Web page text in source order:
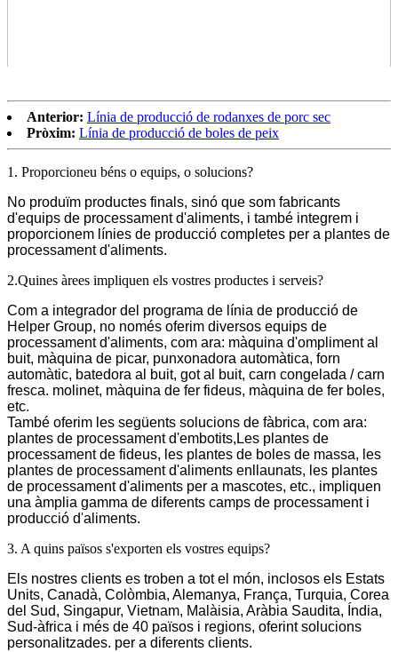
Anterior: Línia de producció de rodanxes de porc sec
Pròxim: Línia de producció de boles de peix
1. Proporcioneu béns o equips, o solucions?
No produïm productes finals, sinó que som fabricants
d'equips de processament d'aliments, i també integrem i
proporcionem línies de producció completes per a plantes de
processament d'aliments.
2.Quines àrees impliquen els vostres productes i serveis?
Com a integrador del programa de línia de producció de
Helper Group, no només oferim diversos equips de
processament d'aliments, com ara: màquina d'ompliment al
buit, màquina de picar, punxonadora automàtica, forn
automàtic, batedora al buit, got al buit, carn congelada / carn
fresca. molinet, màquina de fer fideus, màquina de fer boles,
etc.
També oferim les següents solucions de fàbrica, com ara:
plantes de processament d'embotits, Les plantes de
processament de fideus, les plantes de boles de massa, les
plantes de processament d'aliments enllaunats, les plantes
de processament d'aliments per a mascotes, etc., impliquen
una àmplia gamma de diferents camps de processament i
producció d'aliments.
3. A quins països s'exporten els vostres equips?
Els nostres clients es troben a tot el món, inclosos els Estats
Units, Canadà, Colòmbia, Alemanya, França, Turquia, Corea
del Sud, Singapur, Vietnam, Malàisia, Aràbia Saudita, Índia,
Sud-àfrica i més de 40 països i regions, oferint solucions
personalitzades. per a diferents clients.